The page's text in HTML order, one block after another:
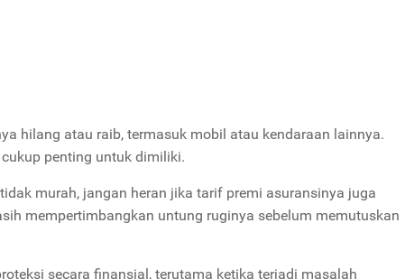
hilang atau raib, termasuk mobil atau kendaraan lainnya.
penting untuk dimiliki.
murah, jangan heran jika tarif premi asuransinya juga
mempertimbangkan untung ruginya sebelum memutuskan
secara finansial, terutama ketika terjadi masalah